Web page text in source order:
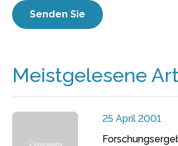
Meistgelesene
25 April 2001